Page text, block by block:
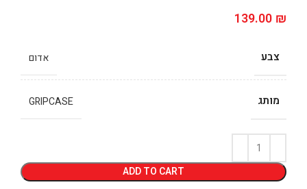
139.00 ₪
צבע אדום
מותג GRIPCASE
ADD TO CART